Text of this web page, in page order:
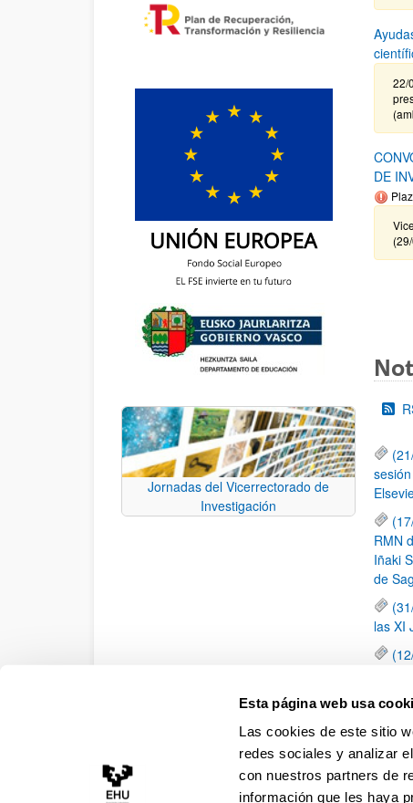
Esta página web usa
Las cookies de este sitio
redes sociales y analizar
con nuestros partners de
información que les haya
Jornadas del Vicerrectorado de
Investigación
22/
DE
RMN
Iñaki
de
las XI
una